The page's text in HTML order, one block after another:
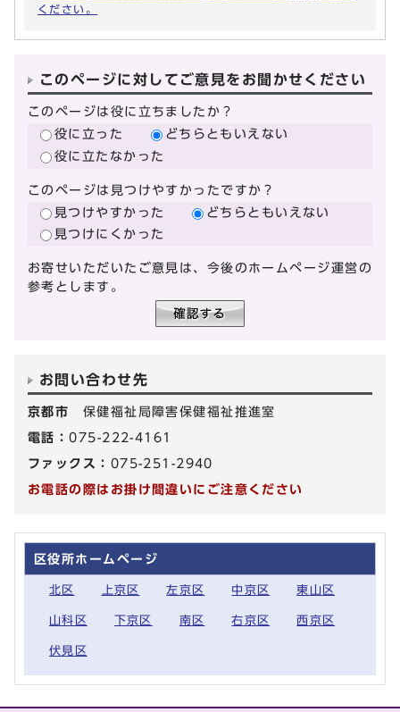
ください。
このページに対してご意見をお聞かせください
このページは役に立ちましたか？
役に立った
どちらともいえない
役に立たなかった
このページは見つけやすかったですか？
見つけやすかった
どちらともいえない
見つけにくかった
お寄せいただいたご意見は、今後のホームページ運営の
参考とします。
お問い合わせ先
京都市 保健福祉局障害保健福祉推進室
電話：075-222-4161
ファックス： 075-251-2940
お電話の際はお掛け間違いにご注意ください
区役所ホームページ
北区 上京区 左京区 中京区 東山区
山科区 下京区 南区 右京区 西京区
伏見区